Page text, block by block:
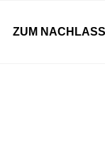
ZUM NACHLASS